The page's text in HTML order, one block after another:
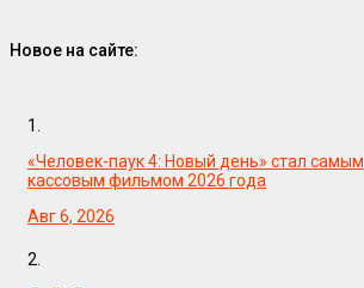
Новое на сайте:
1.
«Человек-паук 4: Новый день» стал самым
кассовым фильмом 2026 года
Авг 6, 2026
2.